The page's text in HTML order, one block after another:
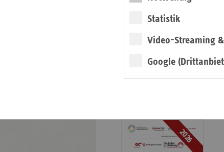
Statistik
Video-Streaming
Google
Veröffentlichungen
Ansprechpartner
2026